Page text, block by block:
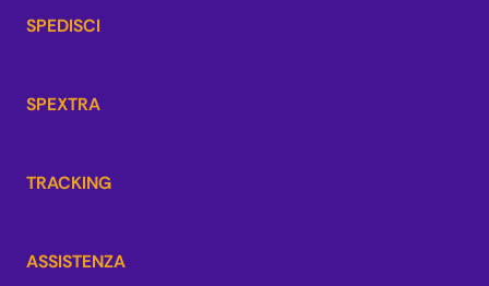
SPEDISCI
SPEXTRA
TRACKING
ASSISTENZA